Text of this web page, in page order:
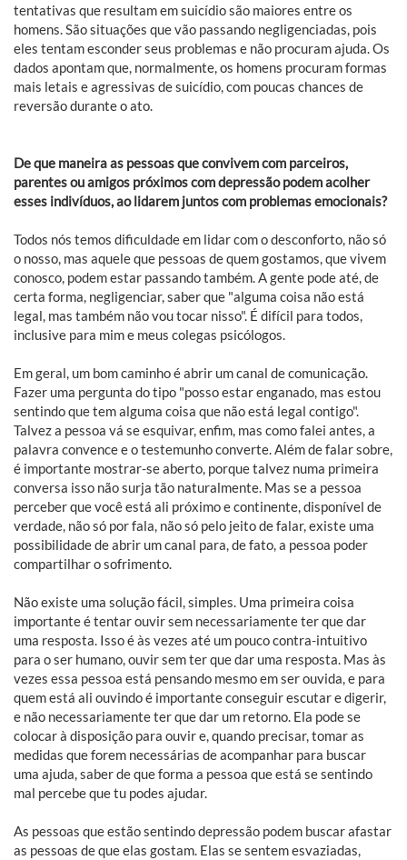
tentativas que resultam em suicídio são maiores entre os
homens. São situações que vão passando negligenciadas, pois
eles tentam esconder seus problemas e não procuram ajuda. Os
dados apontam que, normalmente, os homens procuram formas
mais letais e agressivas de suicídio, com poucas chances de
reversão durante o ato.
De que maneira as pessoas que convivem com parceiros,
parentes ou amigos próximos com depressão podem acolher
esses indivíduos, ao lidarem juntos com problemas emocionais?
Todos nós temos dificuldade em lidar com o desconforto, não só
o nosso, mas aquele que pessoas de quem gostamos, que vivem
conosco, podem estar passando também. A gente pode até, de
certa forma, negligenciar, saber que "alguma coisa não está
legal, mas também não vou tocar nisso". É difícil para todos,
inclusive para mim e meus colegas psicólogos.
Em geral, um bom caminho é abrir um canal de comunicação.
Fazer uma pergunta do tipo "posso estar enganado, mas estou
sentindo que tem alguma coisa que não está legal contigo".
Talvez a pessoa vá se esquivar, enfim, mas como falei antes, a
palavra convence e o testemunho converte. Além de falar sobre,
é importante mostrar-se aberto, porque talvez numa primeira
conversa isso não surja tão naturalmente. Mas se a pessoa
perceber que você está ali próximo e continente, disponível de
verdade, não só por fala, não só pelo jeito de falar, existe uma
possibilidade de abrir um canal para, de fato, a pessoa poder
compartilhar o sofrimento.
Não existe uma solução fácil, simples. Uma primeira coisa
importante é tentar ouvir sem necessariamente ter que dar
uma resposta. Isso é às vezes até um pouco contra-intuitivo
para o ser humano, ouvir sem ter que dar uma resposta. Mas às
vezes essa pessoa está pensando mesmo em ser ouvida, e para
quem está ali ouvindo é importante conseguir escutar e digerir,
e não necessariamente ter que dar um retorno. Ela pode se
colocar à disposição para ouvir e, quando precisar, tomar as
medidas que forem necessárias de acompanhar para buscar
uma ajuda, saber de que forma a pessoa que está se sentindo
mal percebe que tu podes ajudar.
As pessoas que estão sentindo depressão podem buscar afastar
as pessoas de que elas gostam. Elas se sentem esvaziadas,